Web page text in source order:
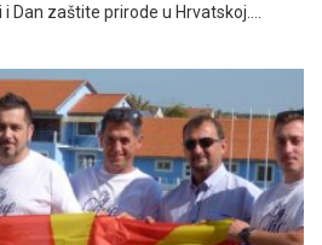
Dan zaštite prirode u Hrvatskoj.…